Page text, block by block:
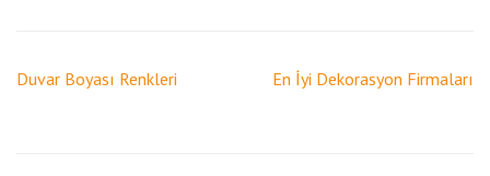
Yazı
Duvar Boyası Renkleri En İyi Dekorasyon Firmaları